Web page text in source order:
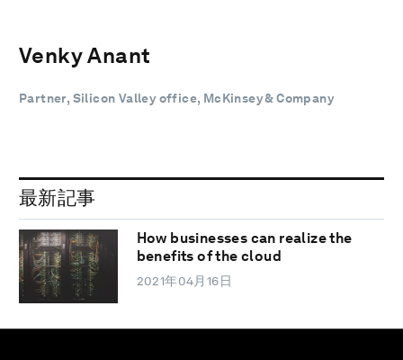
Venky Anant
Partner, Silicon Valley office, McKinsey & Company
最新記事
How businesses can realize the
benefits of the cloud
2021年04月16日